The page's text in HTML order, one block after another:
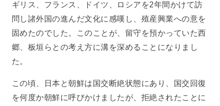
ギリス、フランス、ドイツ、ロシアを2年間かけて訪
問し諸外国の進んだ文化に感嘆し、殖産興業への意を
固めたのでした。このことが、留守を預かっていた西
郷、板垣らとの考え方に溝を深めることになりまし
た。
この頃、日本と朝鮮は国交断絶状態にあり、国交回復
を何度か朝鮮に呼びかけましたが、拒絶されたことに